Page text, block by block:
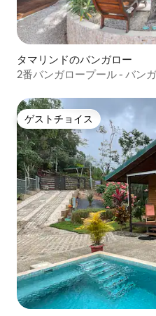
タマリンドのバンガロー
2番バンガロープール - バン
ゲストチョイス
ゲストチョイス